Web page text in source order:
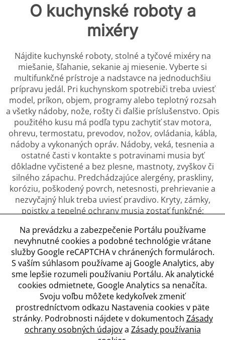
O kuchynské roboty a
mixéry
Nájdite kuchynské roboty, stolné a tyčové mixéry na
miešanie, šľahanie, sekanie aj miesenie. Vyberte si
multifunkčné prístroje a nadstavce na jednoduchšiu
prípravu jedál. Pri kuchynskom spotrebiči treba uviesť
model, príkon, objem, programy alebo teplotný rozsah
a všetky nádoby, nože, rošty či ďalšie príslušenstvo. Opis
použitého kusu má podľa typu zachytiť stav motora,
ohrevu, termostatu, prevodov, nožov, ovládania, kábla,
nádoby a vykonaných opráv. Nádoby, veká, tesnenia a
ostatné časti v kontakte s potravinami musia byť
dôkladne vyčistené a bez plesne, mastnoty, zvyškov či
silného zápachu. Predchádzajúce alergény, praskliny,
koróziu, poškodený povrch, netesnosti, prehrievanie a
nezvyčajný hluk treba uviesť pravdivo. Kryty, zámky,
poistky a tepelné ochrany musia zostať funkčné;
ako pripravený na používanie. Fotografie majú ukázať
pracovnú časť, vnútro nádob, ovládanie, kábel, typový
štítok a všetky diely zahrnuté v ponuke.
Obchodné podmienky
Ochrana osobných údajov
Zásady používania cookies
Nastavenia cookies
Na prevádzku a zabezpečenie Portálu používame
nevyhnutné cookies a podobné technológie vrátane
služby Google reCAPTCHA v chránených formulároch.
S vaším súhlasom používame aj Google Analytics, aby
sme lepšie rozumeli používaniu Portálu. Ak analytické
cookies odmietnete, Google Analytics sa nenačíta.
Svoju voľbu môžete kedykoľvek zmeniť
prostredníctvom odkazu Nastavenia cookies v päte
stránky. Podrobnosti nájdete v dokumentoch Zásady
ochrany osobných údajova Zásady používania